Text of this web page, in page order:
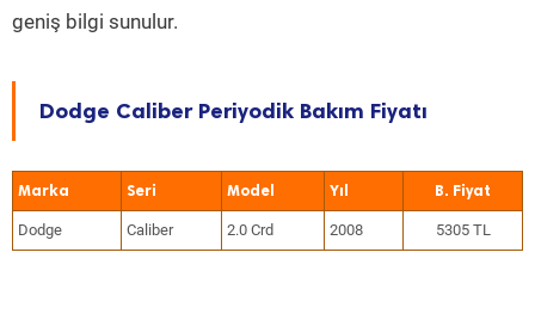
geniş bilgi sunulur.
Dodge Caliber Periyodik Bakım Fiyatı
Marka Seri Model Yıl
Dodge Caliber 2.0 Crd 2008 5305 TL